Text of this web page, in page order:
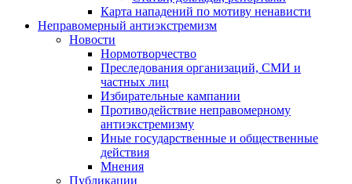
Карта нападений по мотиву ненависти
Неправомерный антиэкстремизм
Новости
Нормотворчество
Преследования организаций, СМИ и
частных лиц
Избирательные кампании
Противодействие неправомерному
антиэкстремизму
Иные государственные и общественные
действия
Мнения
Публикации